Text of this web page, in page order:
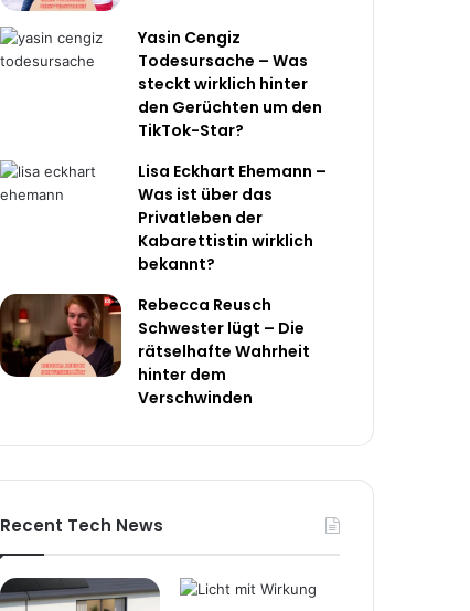
Yasin Cengiz
Todesursache – Was
steckt wirklich hinter
den Gerüchten um den
TikTok-Star?
Lisa Eckhart Ehemann –
Was ist über das
Privatleben der
Kabarettistin wirklich
bekannt?
Rebecca Reusch
Schwester lügt – Die
rätselhafte Wahrheit
hinter dem
Verschwinden
Recent Tech News